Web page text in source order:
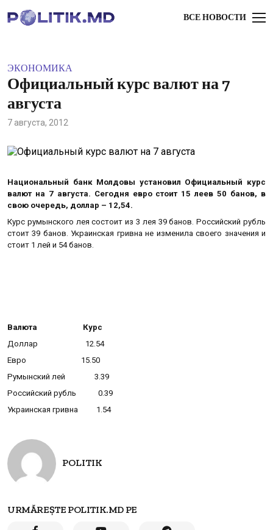
ВСЕ НОВОСТИ
ЭКОНОМИКА
Официальный курс валют на 7
августа
7 августа, 2012
Национальный банк Молдовы установил Официальный курс
валют на 7 августа. Сегодня евро стоит 15 леев 50 банов, в
свою очередь, доллар – 12,54.
Курс румынского лея состоит из 3 лея 39 банов. Российский рубль
стоит 39 банов. Украинская гривна не изменила своего значения и
стоит 1 лей и 54 банов.
Валюта Курс
Доллар 12.54
Eвро 15.50
Румынский лей 3.39
Российский рубль 0.39
Украинская гривна 1.54
POLITIK
URMĂREȘTE POLITIK.MD PE